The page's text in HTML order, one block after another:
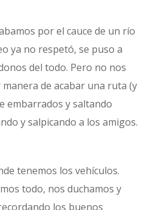
por el cauce de un río
ya no respetó, se puso a
del todo. Pero no nos
de acabar una ruta (y
embarrados y saltando
y salpicando a los amigos.
tenemos los vehículos.
todo, nos duchamos y
los buenos